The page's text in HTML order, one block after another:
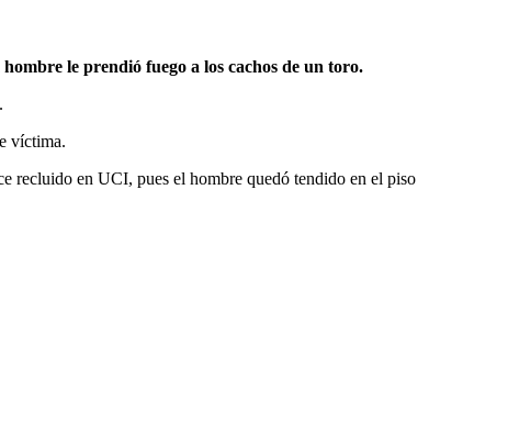
le prendió fuego a los cachos de un toro.
víctima.
recluido en UCI, pues el hombre quedó tendido en el piso